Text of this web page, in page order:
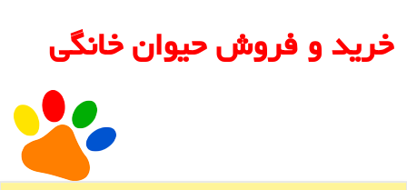
خرید و فروش حیوان خانگی